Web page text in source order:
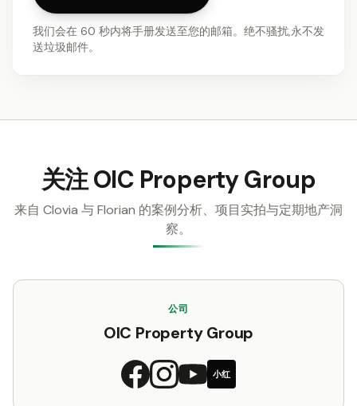
我们会在 60 秒内将手册发送至您的邮箱。绝不骚扰,永不发
送垃圾邮件。
关注 OIC Property Group
来自 Clovia 与 Florian 的案例分析、项目实拍与定期地产洞
察。
公司
OIC Property Group
小红